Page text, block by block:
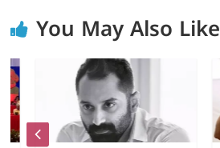
You May Also Like